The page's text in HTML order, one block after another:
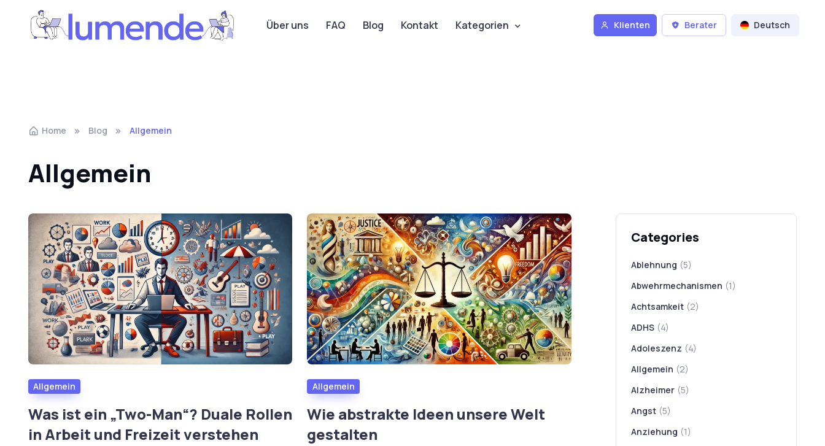
Über uns FAQ Blog Kontakt Kategorien Klienten Berater Deutsch
Home Blog Allgemein
Allgemein
Allgemein
Was ist ein „Two-Man“? Duale Rollen
in Arbeit und Freizeit verstehen
Allgemein
Wie abstrakte Ideen unsere Welt
gestalten
Categories
Ablehnung (5)
Abwehrmechanismen (1)
Achtsamkeit (2)
ADHS (4)
Adoleszenz (4)
Allgemein (2)
Alzheimer (5)
Angst (5)
Anziehung (1)